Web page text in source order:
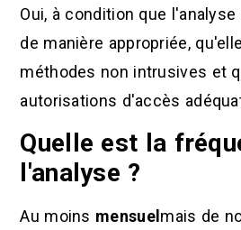
Oui, à condition que
de manière appropriée,
méthodes non intrusives et
autorisations d'accès
Quelle est la
l'analyse ?
Au moins mensuel mais de